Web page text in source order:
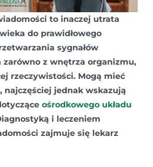
to inaczej utrata
do prawidłowego
sygnałów
zarówno z wnętrza organizmu,
rzeczywistości. Mogą mieć
najczęściej jednak wskazują
ośrodkowego układu
i leczeniem
zajmuje się lekarz